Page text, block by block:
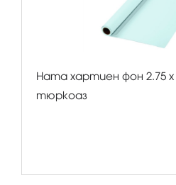
Hama хартиен фон 2.75
тюркоаз